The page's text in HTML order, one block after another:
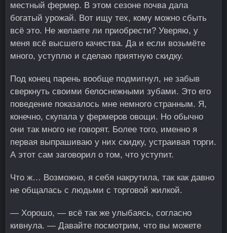
местный фермер. В этом сезоне почва дала
богатый урожай. Вот ищу тех, кому можно сбыть
всё это. Не желаете ли приобрести? Уверяю, у
меня всё высшего качества. Да и если возьмёте
много, уступлю и сделаю приятную скидку.
Под конец парень вообще подмигнул, не забыв
сверкнуть своими белоснежными зубами. Это его
поведение показалось мне немного странным. Я,
конечно, скупала у фермеров овощи. Но обычно
они так много не говорят. Более того, именно я
первая выпрашиваю у них скидку, устраивая торги.
А этот сам заговорил о том, что уступит.
Что ж… Возможно, я себя накрутила, так как давно
не общалась с людьми с торговой жилкой.
— Хорошо, — всё так же улыбаясь, согласно
кивнула. — Давайте посмотрим, что вы можете